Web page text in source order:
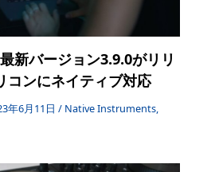
新バージョン3.9.0がリリ
ンにネイティブ対応
年6月11日/ Native Instruments,